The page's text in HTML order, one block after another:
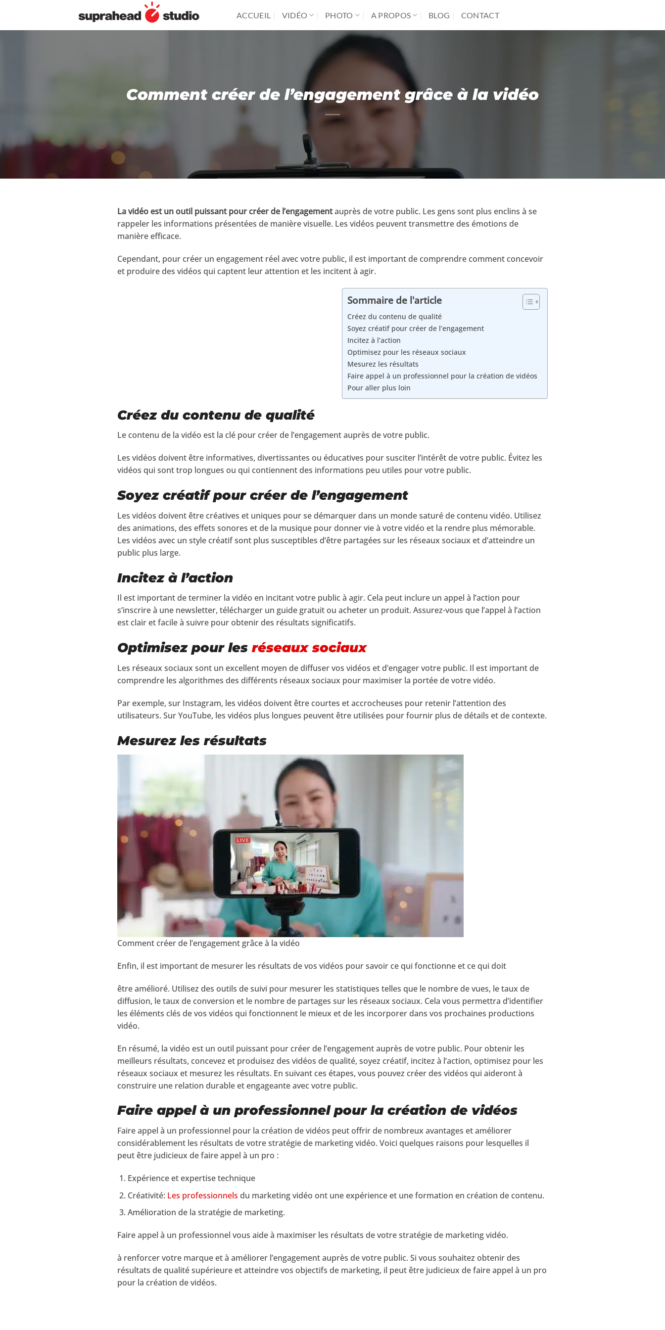
contenu
ACCUEIL VIDÉO PHOTO A PROPOS BLOG CONTACT
Comment créer de l’engagement grâce à la vidéo
La vidéo est un outil puissant pour créer de l’engagementauprès de votre public. Les gens sont plus enclins à se
rappeler les informations présentées de manière visuelle. Les vidéos peuvent transmettre des émotions de
manière efficace.
Cependant, pour créer un engagement réel avec votre public, il est important de comprendre comment concevoir
et produire des vidéos qui captent leur attention et les incitent à agir.
Sommaire de l'article
Créez du contenu de qualité
Soyez créatif pour créer de l’engagement
Incitez à l’action
Optimisez pour les réseaux sociaux
Mesurez les résultats
Faire appel à un professionnel pour la création de vidéos
Pour aller plus loin
Créez du contenu de qualité
Le contenu de la vidéo est la clé pour créer de l’engagement auprès de votre public.
Les vidéos doivent être informatives, divertissantes ou éducatives pour susciter l’intérêt de votre public. Évitez les
vidéos qui sont trop longues ou qui contiennent des informations peu utiles pour votre public.
Soyez créatif pour créer de l’engagement
Les vidéos doivent être créatives et uniques pour se démarquer dans un monde saturé de contenu vidéo. Utilisez
des animations, des effets sonores et de la musique pour donner vie à votre vidéo et la rendre plus mémorable.
Les vidéos avec un style créatif sont plus susceptibles d’être partagées sur les réseaux sociaux et d’atteindre un
public plus large.
Incitez à l’action
Il est important de terminer la vidéo en incitant votre public à agir. Cela peut inclure un appel à l’action pour
s’inscrire à une newsletter, télécharger un guide gratuit ou acheter un produit. Assurez-vous que l’appel à l’action
est clair et facile à suivre pour obtenir des résultats significatifs.
Optimisez pour les réseaux sociaux
Les réseaux sociaux sont un excellent moyen de diffuser vos vidéos et d’engager votre public. Il est important de
comprendre les algorithmes des différents réseaux sociaux pour maximiser la portée de votre vidéo.
Par exemple, sur Instagram, les vidéos doivent être courtes et accrocheuses pour retenir l’attention des
utilisateurs. Sur YouTube, les vidéos plus longues peuvent être utilisées pour fournir plus de détails et de contexte.
Mesurez les résultats
Comment créer de l’engagement grâce à la vidéo
Enfin, il est important de mesurer les résultats de vos vidéos pour savoir ce qui fonctionne et ce qui doit
être amélioré. Utilisez des outils de suivi pour mesurer les statistiques telles que le nombre de vues, le taux de
diffusion, le taux de conversion et le nombre de partages sur les réseaux sociaux. Cela vous permettra d’identifier
les éléments clés de vos vidéos qui fonctionnent le mieux et de les incorporer dans vos prochaines productions
vidéo.
En résumé, la vidéo est un outil puissant pour créer de l’engagement auprès de votre public. Pour obtenir les
meilleurs résultats, concevez et produisez des vidéos de qualité, soyez créatif, incitez à l’action, optimisez pour les
réseaux sociaux et mesurez les résultats. En suivant ces étapes, vous pouvez créer des vidéos qui aideront à
construire une relation durable et engageante avec votre public.
Faire appel à un professionnel pour la création de vidéos
Faire appel à un professionnel pour la création de vidéos peut offrir de nombreux avantages et améliorer
considérablement les résultats de votre stratégie de marketing vidéo. Voici quelques raisons pour lesquelles il
peut être judicieux de faire appel à un pro :
Expérience et expertise technique
Créativité: Les professionnels du marketing vidéo ont une expérience et une formation en création de contenu.
Amélioration de la stratégie de marketing.
Faire appel à un professionnel vous aide à maximiser les résultats de votre stratégie de marketing vidéo.
à renforcer votre marque et à améliorer l’engagement auprès de votre public. Si vous souhaitez obtenir des
résultats de qualité supérieure et atteindre vos objectifs de marketing, il peut être judicieux de faire appel à un pro
pour la création de vidéos.